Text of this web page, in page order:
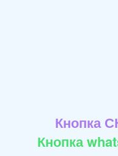
Кнопка
Кнопка